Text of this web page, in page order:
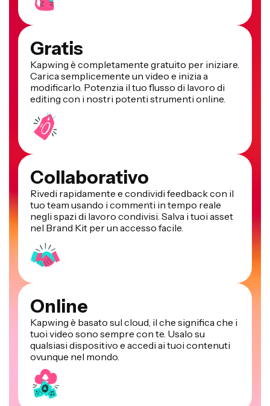
Gratis
Kapwing è completamente gratuito per iniziare.
Carica semplicemente un video e inizia a
modificarlo. Potenzia il tuo flusso di lavoro di
editing con i nostri potenti strumenti online.
Collaborativo
Rivedi rapidamente e condividi feedback con il
tuo team usando i commenti in tempo reale
negli spazi di lavoro condivisi. Salva i tuoi asset
nel Brand Kit per un accesso facile.
Online
Kapwing è basato sul cloud, il che significa che i
tuoi video sono sempre con te. Usalo su
qualsiasi dispositivo e accedi ai tuoi contenuti
ovunque nel mondo.